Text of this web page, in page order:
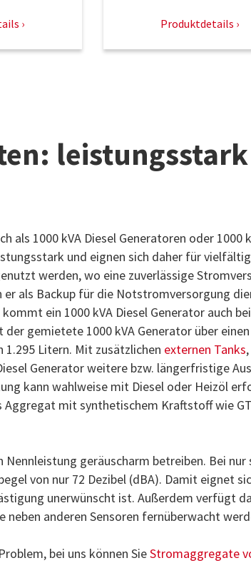
Produktdetails
als 1000 kVA Diesel Generatoren oder 1000
und eignen sich daher für
werden, wo eine zuverlässige
als Backup für die Notstromversorgung
ein 1000 kVA Diesel Generator auch bei
gemietete 1000 kVA Generator über einen
Litern. Mit zusätzlichen externen Tanks
Generator weitere bzw. längerfristige
kann wahlweise mit Diesel oder Heizöl
Aggregat mit synthetischem Kraftstoff wie
geräuscharm betreiben. Bei nur
von nur 72 Dezibel (dBA). Damit eignet
unerwünscht ist. Außerdem verfügt
anderen Sensoren fernüberwacht
bei uns können SieStromaggregate